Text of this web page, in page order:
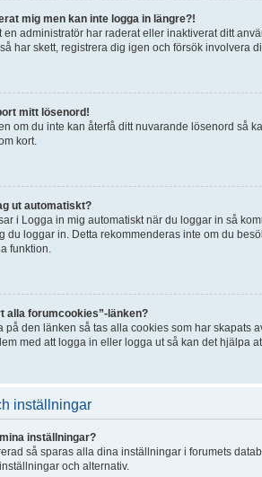
mig men kan inte logga in längre?!
en administratör har raderat eller inaktiverat ditt
har skett, registrera dig igen och försök involvera
mitt lösenord!
om du inte kan återfå ditt nuvarande lösenord så
kort.
ut automatiskt?
i Logga in mig automatiskt när du loggar in så
du loggar in. Detta rekommenderas inte om du
funktion.
alla forumcookies”-länken?
på den länken så tas alla cookies som har
med att logga in eller logga ut så kan det hjälpa
inställningar
inställningar?
så sparas alla dina inställningar i forumets
och alternativ.